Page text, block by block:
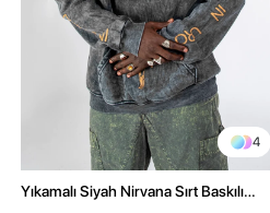
4
Yıkamalı Siyah Nirvana Sırt Baskılı